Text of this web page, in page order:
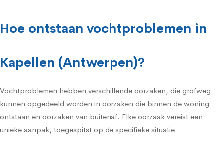
Hoe ontstaan vochtproblemen in
Kapellen (Antwerpen)?
Vochtproblemen hebben verschillende oorzaken, die grofweg
kunnen opgedeeld worden in oorzaken die binnen de woning
ontstaan en oorzaken van buitenaf. Elke oorzaak vereist een
unieke aanpak, toegespitst op de specifieke situatie.